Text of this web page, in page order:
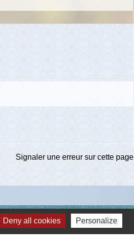
Signaler une erreur sur cette page
Deny all cookies Personalize